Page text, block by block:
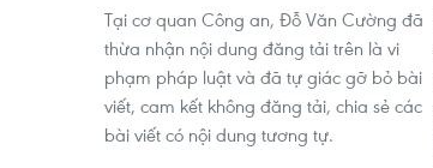
Tại cơ quan Công an, Đỗ Văn Cường đã
thừa nhận nội dung đăng tải trên là vi
phạm pháp luật và đã tự giác gỡ bỏ bài
viết, cam kết không đăng tải, chia sẻ các
bài viết có nội dung tương tự.